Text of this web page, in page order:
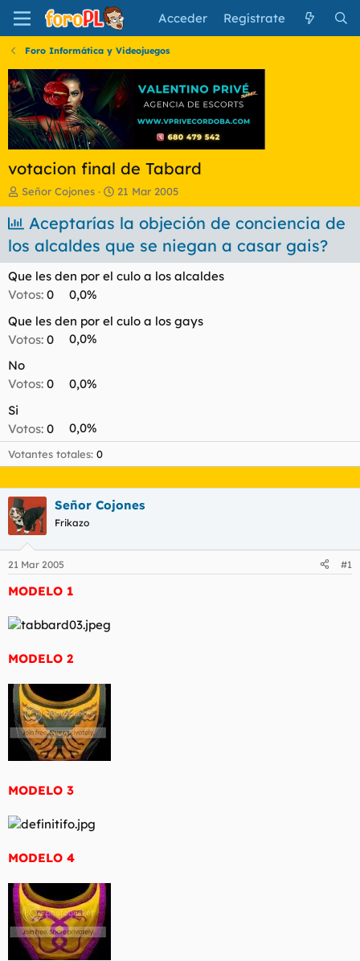
Acceder Regístrate
Foro Informática y Videojuegos
votacion final de Tabard
I
n
i
c
i
a
d
o
d
e
t
e
Señor Cojones
F
e
c
a
d
e
i
21 Mar 2005
Aceptarías la objeción de conciencia de
los alcaldes que se niegan a casar gais?
Que les den por el culo a los alcaldes
Votos: 0
0,0%
Que les den por el culo a los gays
Votos: 0
0,0%
No
Votos: 0
0,0%
Si
Votos: 0 0,0%
Votantes totales 0
Señor Cojones
Frikazo
21 Mar 2005 #1
MODELO 1
MODELO 2
MODELO 3
MODELO 4